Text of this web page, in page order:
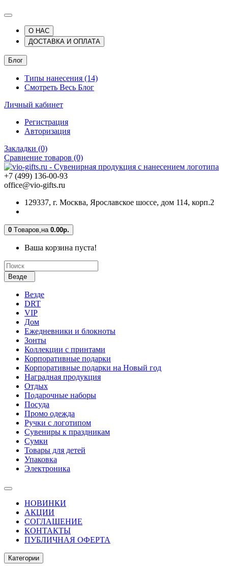
О НАС
ДОСТАВКА И ОПЛАТА
Блог
Типы нанесения (14)
Смотреть Весь Блог
Личный кабинет
Регистрация
Авторизация
Закладки (0)
Сравнение товаров (0)
+7 (499) 136-00-93
office@vio-gifts.ru
129337, г. Москва, Ярославское шоссе, дом 114, корп.2
0 Tоваров,на 0.00р.
Ваша корзина пуста!
Везде
Везде
DRT
VIP
Дом
Ежедневники и блокноты
Зонты
Коллекции с принтами
Корпоративные подарки
Корпоративные подарки на Новый год
Наградная продукция
Отдых
Подарочные наборы
Посуда
Промо одежда
Ручки с логотипом
Сувениры к праздникам
Сумки
Товары для детей
Упаковка
Электроника
НОВИНКИ
АКЦИИ
СОГЛАШЕНИЕ
КОНТАКТЫ
ПУБЛИЧНАЯ ОФЕРТА
Категории